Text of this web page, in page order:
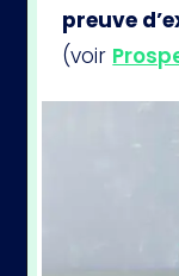
preuve
(voir